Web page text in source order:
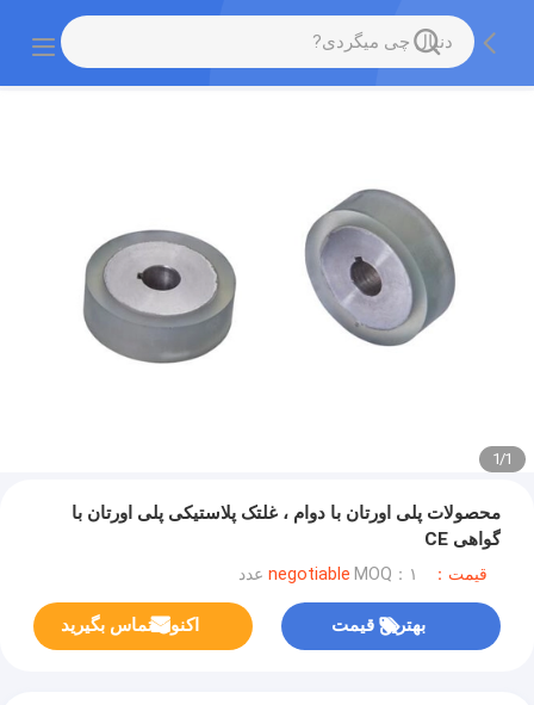
1
/
1
محصولات پلی اورتان با دوام ، غلتک پلاستیکی پلی اورتان با
گواهی CE
قیمت：negotiable MOQ：۱ عدد
بهترین قیمت اکنون تماس بگیرید